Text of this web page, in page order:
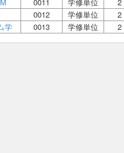
0012 学修単位
2
学 0013 学修単位 2